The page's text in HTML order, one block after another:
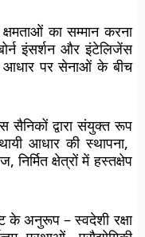
का सम्मान करना
इंसर्शन और इंटेलिजेंस
आधार पर सेनाओं के बीच
सैनिकों द्वारा संयुक्त रूप
आधार की स्थापना,
क्षेत्रों में हस्तक्षेप
के अनुरूप – स्वदेशी रक्षा